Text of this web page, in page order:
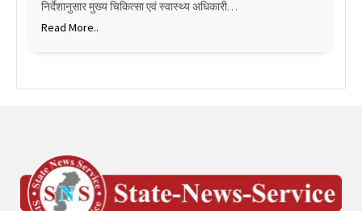
निर्देशानुसार मुख्य चिकित्सा एवं स्वास्थ्य अधिकारी…
Read More..